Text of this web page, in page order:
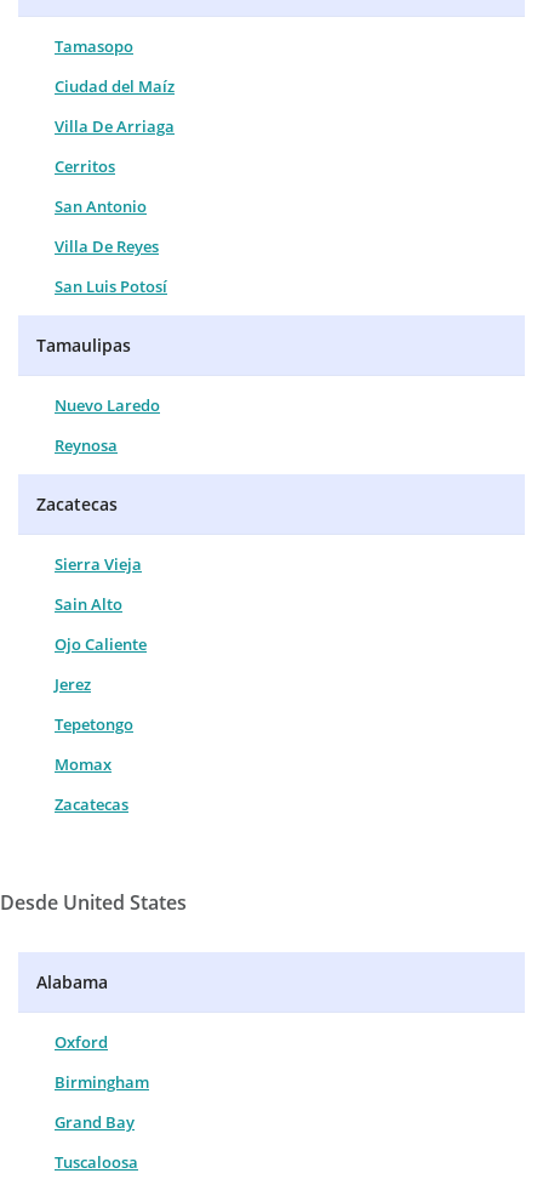
Tamasopo
Ciudad del Maíz
Villa De Arriaga
Cerritos
San Antonio
Villa De Reyes
San Luis Potosí
Tamaulipas
Nuevo Laredo
Reynosa
Zacatecas
Sierra Vieja
Sain Alto
Ojo Caliente
Jerez
Tepetongo
Momax
Zacatecas
Desde United States
Alabama
Oxford
Birmingham
Grand Bay
Tuscaloosa